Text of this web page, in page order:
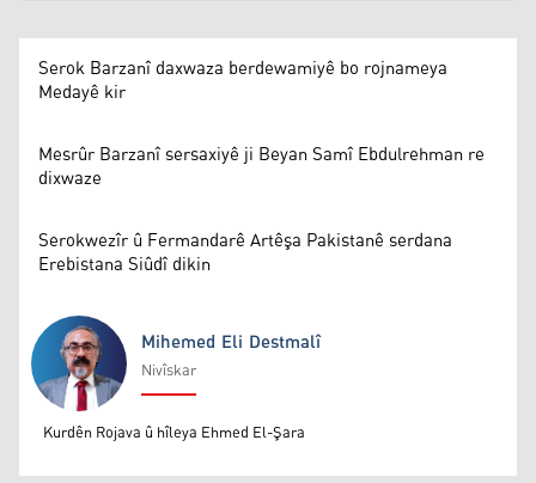
Serok Barzanî daxwaza berdewamiyê bo rojnameya
Medayê kir
Mesrûr Barzanî sersaxiyê ji Beyan Samî Ebdulrehman re
dixwaze
Serokwezîr û Fermandarê Artêşa Pakistanê serdana
Erebistana Siûdî dikin
Mihemed Eli Destmalî
Mihemed Eli Destmalî
Nivîskar
Kurdên Rojava û hîleya Ehmed El-Şara